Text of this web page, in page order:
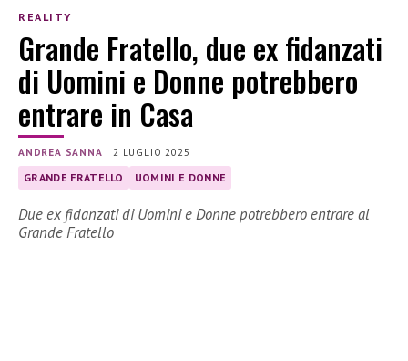
REALITY
Grande Fratello, due ex fidanzati
di Uomini e Donne potrebbero
entrare in Casa
ANDREA SANNA |2 LUGLIO 2025
GRANDE FRATELLO UOMINI E DONNE
Due ex fidanzati di Uomini e Donne potrebbero entrare al
Grande Fratello